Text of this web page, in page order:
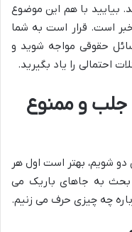
بیایید با هم این موضوع
است. قرار است به شما
حقوقی مواجه شوید و
احتمالی را یاد بگیرید.
جلب و ممنوع
دو شویم، بهتر است اول هر
بحث به جاهای باریک می
چه چیزی حرف می زنیم.